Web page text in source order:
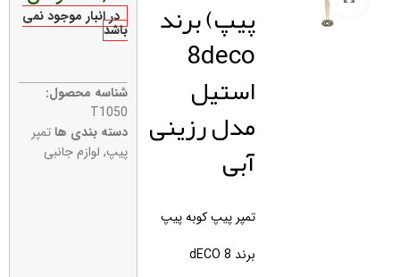
پیپ) برند
8deco
استیل
مدل رزینی
آبی
تمپر پیپ کوبه پیپ
برند 8 dECO
در انبار موجود نمی
باشد
شناسه محصول:
T1050
دسته بندی ها تمپر
پیپ, لوازم جانبی